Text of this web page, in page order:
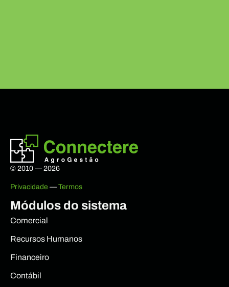
© 2010 — 2026
Privacidade — Termos
Módulos do sistema
Comercial
Recursos Humanos
Financeiro
Contábil